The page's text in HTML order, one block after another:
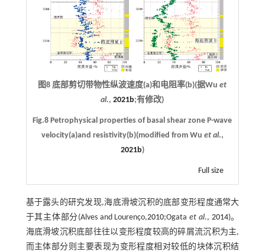
图8 底部剪切带物性纵波速度(a)和电阻率(b)(据Wuet
al.,2021b;有修改)
Fig.8 Petrophysical properties of basal shear zone P-wave
velocity(a)and resistivity(b)(modified from Wu et al.,
2021b)
Full size
基于露头的研究发现,海底滑坡沉积的底部变形程度通常大
于其主体部分(Alves and Lourenço,2010;Ogataet al., 2014)。
海底滑坡沉积底部往往以变形程度较高的碎屑流沉积为主,
而主体部分则主要表现为变形程度相对较低的块体沉积结